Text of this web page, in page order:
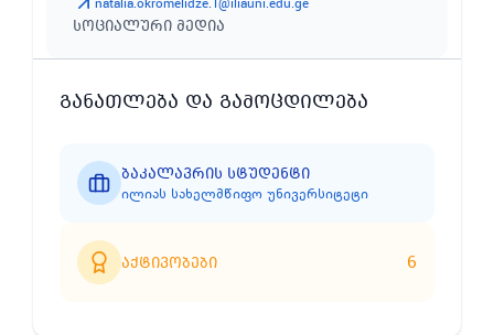
სოციალური მედია
განათლება და გამოცდილება
ბაკალავრის სტუდენტი
ილიას სახელმწიფო უნივერსიტეტი
აქტივობები 6